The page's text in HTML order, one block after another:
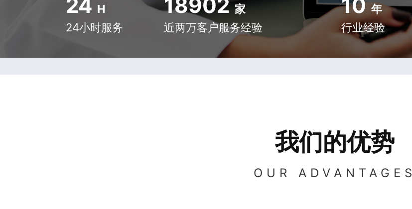
24 H
24小时服务
18902 家
近两万客户服务经验
10 年
行业经验
我们的优势
OUR ADVANTAGES